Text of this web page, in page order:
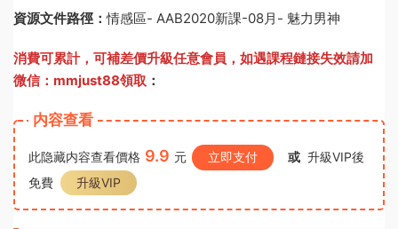
資源文件路徑：情感區- AAB2020新課-08月- 魅力男神
消費可累計，可補差價升級任意會員， 如遇課程鏈接失效請加
微信：mmjust88領取 ：
内容查看
此隐藏内容查看價格 9.9 元 立即支付 或 升級VIP後
免費
升級VIP